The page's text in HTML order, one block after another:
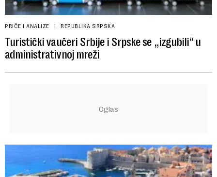
PRIČE I ANALIZE REPUBLIKA SRPSKA
Turistički vaučeri Srbije i Srpske se „izgubili“ u
administrativnoj mreži